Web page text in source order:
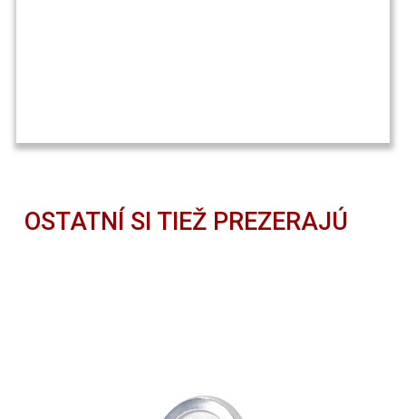
OSTATNÍ SI TIEŽ PREZERAJÚ